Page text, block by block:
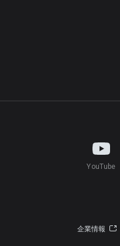
YouTube
企業情報